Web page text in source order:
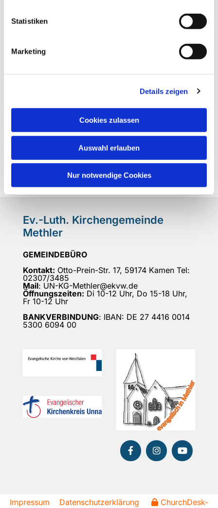
Statistiken
Marketing
Details zeigen
Cookies zulassen
Auswahl erlauben
Nur notwendige Cookies
Ev.-Luth. Kirchengemeinde
Methler
GEMEINDEBÜRO
Kontakt: Otto-Prein-Str. 17, 59174 Kamen Tel:
02307/3485
Mail: UN-KG-Methler@ekvw.de
Öffnungszeiten: Di 10-12 Uhr, Do 15-18 Uhr,
Fr 10-12 Uhr
BANKVERBINDUNG: IBAN: DE 27 4416 0014
5300 6094 00
Impressum Datenschutzerklärung ChurchDesk-